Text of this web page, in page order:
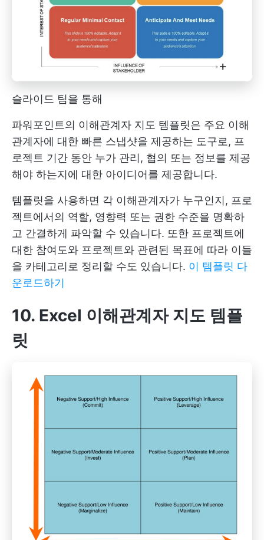
슬라이드 팀을 통해
파워포인트의 이해관계자 지도 템플릿은 주요 이해
관계자에 대한 빠른 스냅샷을 제공하는 도구로, 프
로젝트 기간 동안 누가 관리, 협의 또는 정보를 제공
해야 하는지에 대한 아이디어를 제공합니다.
템플릿을 사용하면 각 이해관계자가 누구인지, 프로
젝트에서의 역할, 영향력 또는 권한 수준을 명확하
고 간결하게 파악할 수 있습니다. 또한 프로젝트에
대한 참여도와 프로젝트와 관련된 목표에 따라 이들
을 카테고리로 정리할 수도 있습니다. 이 템플릿 다
운로드하기
10. Excel 이해관계자 지도 템플
릿